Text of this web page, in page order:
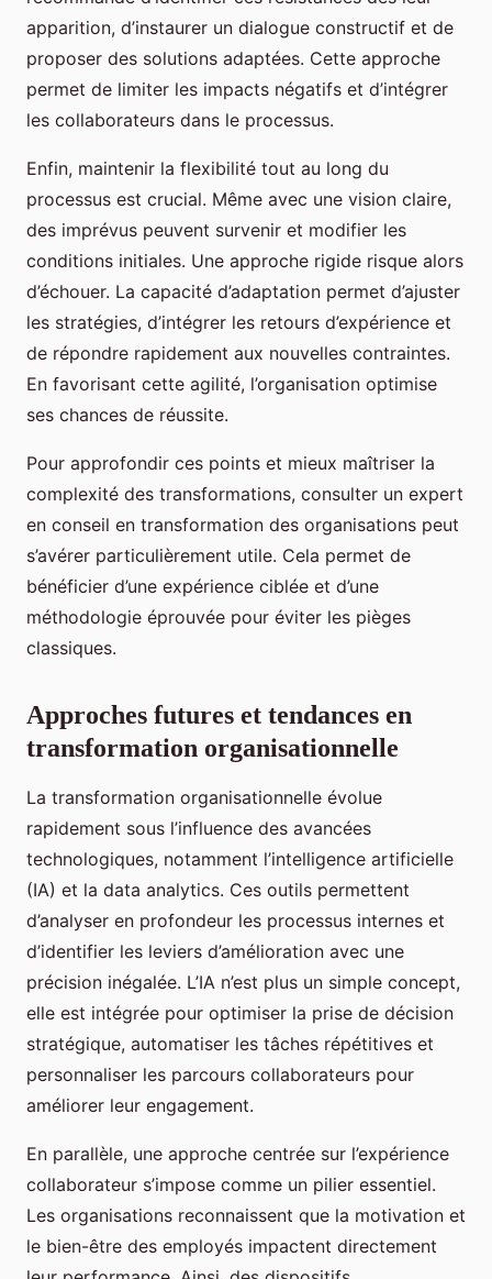
apparition, d’instaurer un dialogue constructif et de
proposer des solutions adaptées. Cette approche
permet de limiter les impacts négatifs et d’intégrer
les collaborateurs dans le processus.
Enfin, maintenir la flexibilité tout au long du
processus est crucial. Même avec une vision claire,
des imprévus peuvent survenir et modifier les
conditions initiales. Une approche rigide risque alors
d’échouer. La capacité d’adaptation permet d’ajuster
les stratégies, d’intégrer les retours d’expérience et
de répondre rapidement aux nouvelles contraintes.
En favorisant cette agilité, l’organisation optimise
ses chances de réussite.
Pour approfondir ces points et mieux maîtriser la
complexité des transformations, consulter un expert
en conseil en transformation des organisations peut
s’avérer particulièrement utile. Cela permet de
bénéficier d’une expérience ciblée et d’une
méthodologie éprouvée pour éviter les pièges
classiques.
Approches futures et tendances en
transformation organisationnelle
La transformation organisationnelle évolue
rapidement sous l’influence des avancées
technologiques, notamment l’intelligence artificielle
(IA) et la data analytics. Ces outils permettent
d’analyser en profondeur les processus internes et
d’identifier les leviers d’amélioration avec une
précision inégalée. L’IA n’est plus un simple concept,
elle est intégrée pour optimiser la prise de décision
stratégique, automatiser les tâches répétitives et
personnaliser les parcours collaborateurs pour
améliorer leur engagement.
En parallèle, une approche centrée sur l’expérience
collaborateur s’impose comme un pilier essentiel.
Les organisations reconnaissent que la motivation et
le bien-être des employés impactent directement